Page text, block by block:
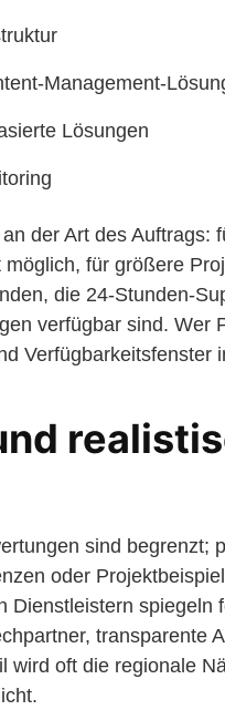
Management-
Lösungen
der Art des Auftrags:
für größere
die 24-Stunden-
verfügbar sind. Wer
Verfügbarkeitsfenster
sind begrenzt;
oder
Dienstleistern spiegeln
transparente
wird oft die regionale